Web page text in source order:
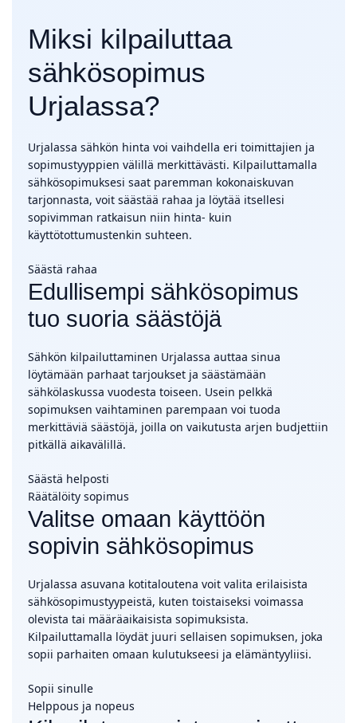
Miksi kilpailuttaa
sähkösopimus
Urjalassa?
Urjalassa sähkön hinta voi vaihdella eri toimittajien ja
sopimustyyppien välillä merkittävästi. Kilpailuttamalla
sähkösopimuksesi saat paremman kokonaiskuvan
tarjonnasta, voit säästää rahaa ja löytää itsellesi
sopivimman ratkaisun niin hinta- kuin
käyttötottumustenkin suhteen.
Säästä rahaa
Edullisempi sähkösopimus
tuo suoria säästöjä
Sähkön kilpailuttaminen Urjalassa auttaa sinua
löytämään parhaat tarjoukset ja säästämään
sähkölaskussa vuodesta toiseen. Usein pelkkä
sopimuksen vaihtaminen parempaan voi tuoda
merkittäviä säästöjä, joilla on vaikutusta arjen budjettiin
pitkällä aikavälillä.
Säästä helposti
Räätälöity sopimus
Valitse omaan käyttöön
sopivin sähkösopimus
Urjalassa asuvana kotitaloutena voit valita erilaisista
sähkösopimustyypeistä, kuten toistaiseksi voimassa
olevista tai määräaikaisista sopimuksista.
Kilpailuttamalla löydät juuri sellaisen sopimuksen, joka
sopii parhaiten omaan kulutukseesi ja elämäntyyliisi.
Sopii sinulle
Helppous ja nopeus